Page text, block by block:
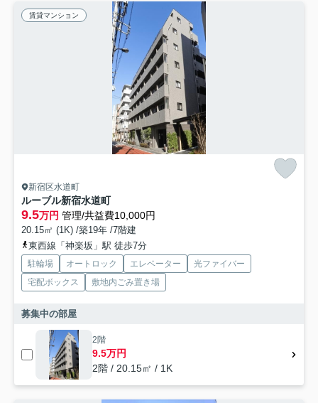
賃貸マンション
新宿区水道町
ルーブル新宿水道町
9.5万円 管理/共益費10,000円
20.15㎡ (1K) /築19年 /7階建
東西線「神楽坂」駅 徒歩7分
駐輪場 オートロック エレベーター
光ファイバー
宅配ボックス
敷地内ごみ置き場
募集中の部屋
2階
9.5万円
2階 / 20.15㎡ / 1K